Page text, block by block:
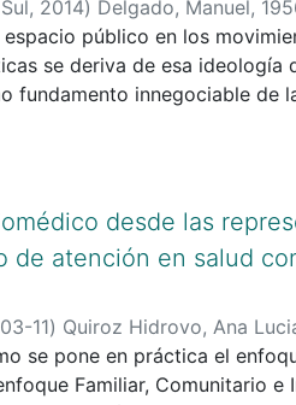
by the postulates of the
contribute actively and
and the practices carried
'wild nature' and
to the debate on the
, 2014) Delgado, Manuel,
público en los
se deriva de esa ideología
fundamento innegociable de
filosóficos de que se
y la negociación entre
la sombra del pavor burgués
desde las
de atención en salud
11) Quiroz Hidrovo, Ana
se pone en práctica el
Familiar, Comunitario e